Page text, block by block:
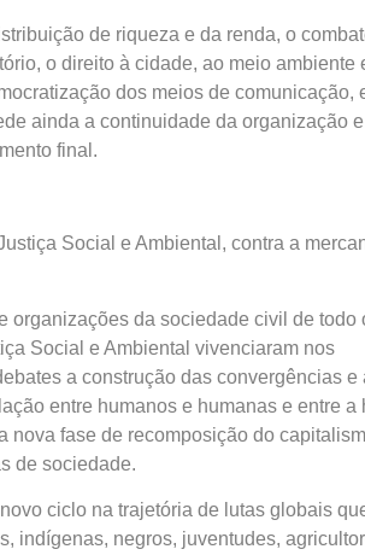
de riqueza e da renda, o
o direito à cidade, ao meio ambiente
dos meios de comunicação,
ainda a continuidade da organização
final.
Social e Ambiental, contra a
organizações da sociedade civil de todo
Social e Ambiental vivenciaram nos
a construção das convergências e
entre humanos e humanas e entre a
nova fase de recomposição do
de sociedade.
ciclo na trajetória de lutas globais
indígenas, negros, juventudes,